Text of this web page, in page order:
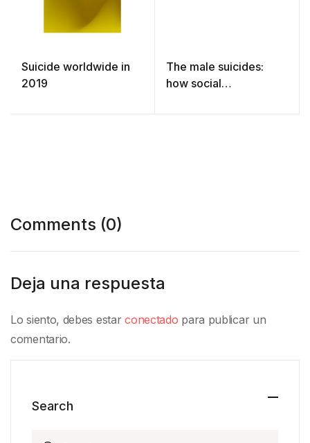
Suicide worldwide in
2019
The male suicides:
how social
Comments (0)
Deja una respuesta
Lo siento, debes estarconectado para publicar un
comentario.
Search